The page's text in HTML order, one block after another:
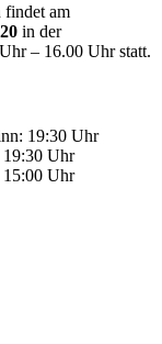
findet am
in der
– 16.00 Uhr statt.
19:30 Uhr
19:30 Uhr
Uhr